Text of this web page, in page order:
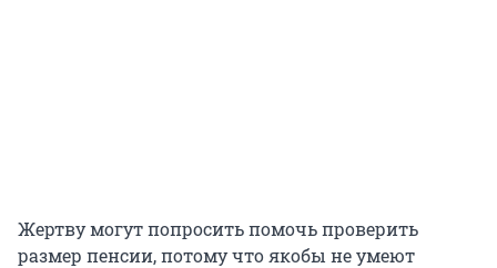
Жертву могут попросить помочь проверить
размер пенсии, потому что якобы не умеют